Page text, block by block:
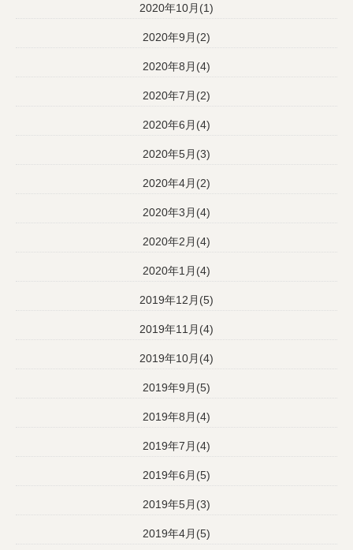
2020年10月(1)
2020年9月(2)
2020年8月(4)
2020年7月(2)
2020年6月(4)
2020年5月(3)
2020年4月(2)
2020年3月(4)
2020年2月(4)
2020年1月(4)
2019年12月(5)
2019年11月(4)
2019年10月(4)
2019年9月(5)
2019年8月(4)
2019年7月(4)
2019年6月(5)
2019年5月(3)
2019年4月(5)